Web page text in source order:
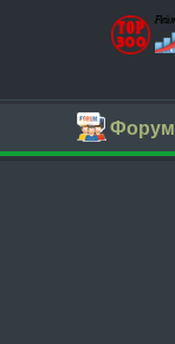
Форум